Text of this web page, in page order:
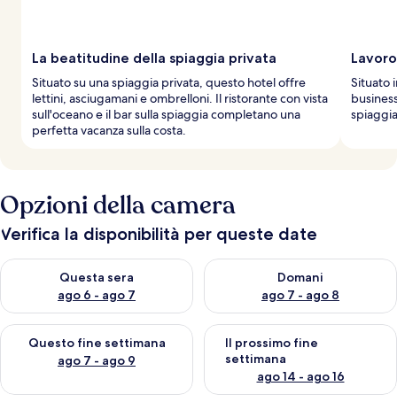
La beatitudine della spiaggia privata
Situato su una spiaggia privata, questo hotel offre
lettini, asciugamani e ombrelloni. Il ristorante con vista
sull'oceano e il bar sulla spiaggia completano una
perfetta vacanza sulla costa.
Situato
Opzioni della camera
Verifica la disponibilità per queste date
Questa sera
ago 6 - ago 7
Verifica la disponibilità per questa sera, ago 6 - ago 7
Domani
ago 7 - ago 8
Verifica la disponibilità per
Questo fine settimana
ago 7 - ago 9
Verifica la disponibilità per questo fine settimana, ago 7 - ago
Il prossimo fine
settimana
ago 14 - ago 16
Verifica la disponibilità per il